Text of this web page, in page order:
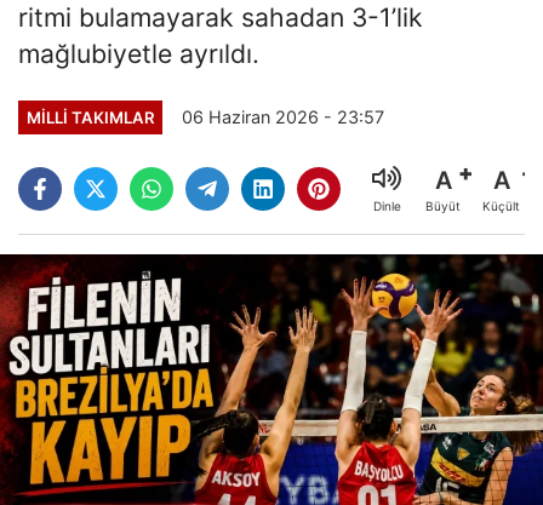
ritmi bulamayarak sahadan 3-1’lik
mağlubiyetle ayrıldı.
MILLI TAKIMLAR 06 Haziran 2026 - 23:57
Dinle
A
Büyüt
A
Küçült